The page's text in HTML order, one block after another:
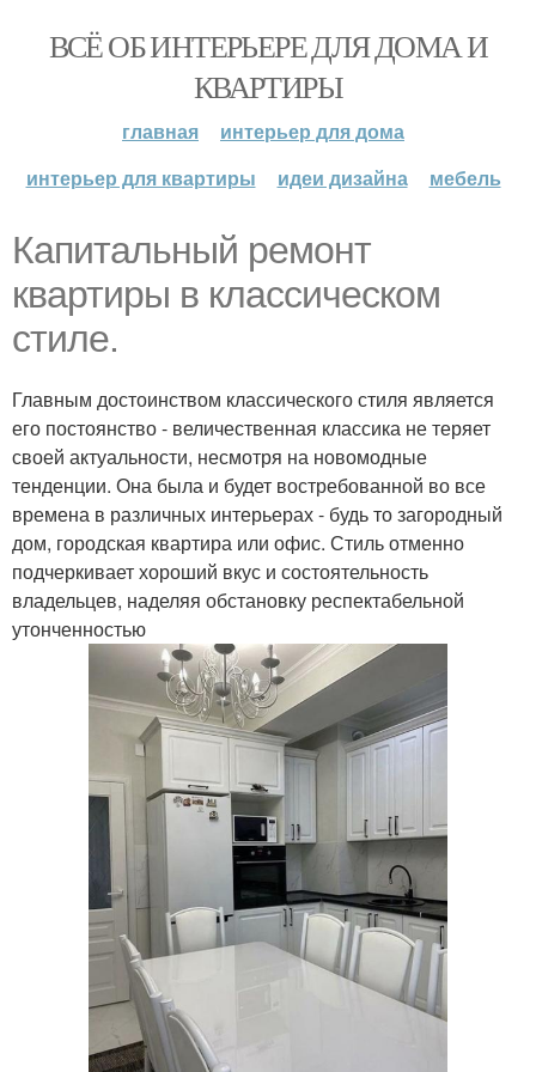
ВСЁ ОБ ИНТЕРЬЕРЕ ДЛЯ ДОМА И
КВАРТИРЫ
главная
интерьер для дома
интерьер для квартиры
идеи дизайна мебель
Капитальный ремонт
квартиры в классическом
стиле.
Главным достоинством классического стиля является
его постоянство - величественная классика не теряет
своей актуальности, несмотря на новомодные
тенденции. Она была и будет востребованной во все
времена в различных интерьерах - будь то загородный
дом, городская квартира или офис. Стиль отменно
подчеркивает хороший вкус и состоятельность
владельцев, наделяя обстановку респектабельной
утонченностью